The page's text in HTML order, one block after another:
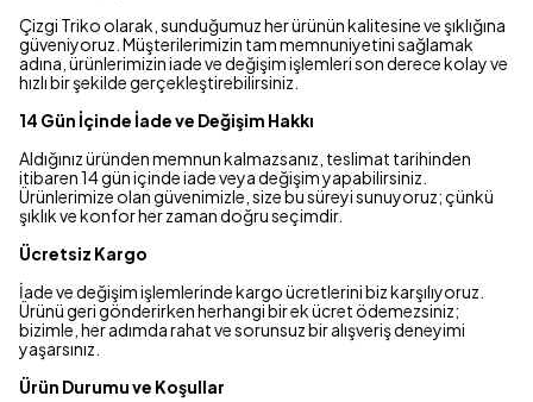
Çizgi Triko olarak, sunduğumuz her ürünün kalitesine ve şıklığına
güveniyoruz. Müşterilerimizin tam memnuniyetini sağlamak
adına, ürünlerimizin iade ve değişim işlemleri son derece kolay ve
hızlı bir şekilde gerçekleştirebilirsiniz.
14 Gün İçinde İade ve Değişim Hakkı
Aldığınız üründen memnun kalmazsanız, teslimat tarihinden
itibaren 14 gün içinde iade veya değişim yapabilirsiniz.
Ürünlerimize olan güvenimizle, size bu süreyi sunuyoruz; çünkü
şıklık ve konfor her zaman doğru seçimdir.
Ücretsiz Kargo
İade ve değişim işlemlerinde kargo ücretlerini biz karşılıyoruz.
Ürünü geri gönderirken herhangi bir ek ücret ödemezsiniz;
bizimle, her adımda rahat ve sorunsuz bir alışveriş deneyimi
yaşarsınız.
Ürün Durumu ve Koşullar